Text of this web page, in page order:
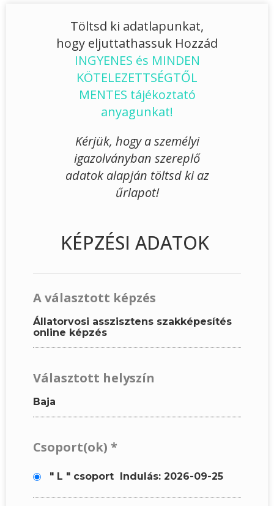
Töltsd ki adatlapunkat,
hogy eljuttathassuk Hozzád
INGYENES és MINDEN
KÖTELEZETTSÉGTŐL
MENTES tájékoztató
anyagunkat!
Kérjük, hogy a személyi
igazolványban szereplő
adatok alapján töltsd ki az
űrlapot!
KÉPZÉSI ADATOK
A választott képzés
Állatorvosi asszisztens szakképesítés
online képzés
Választott helyszín
Baja
Csoport(ok) *
" L " csoport Indulás: 2026-09-25